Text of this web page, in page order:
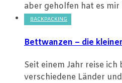
aber geholfen hat es mir
BACKPACKING
Bettwanzen – die
Seit einem Jahr reise
verschiedene Länder